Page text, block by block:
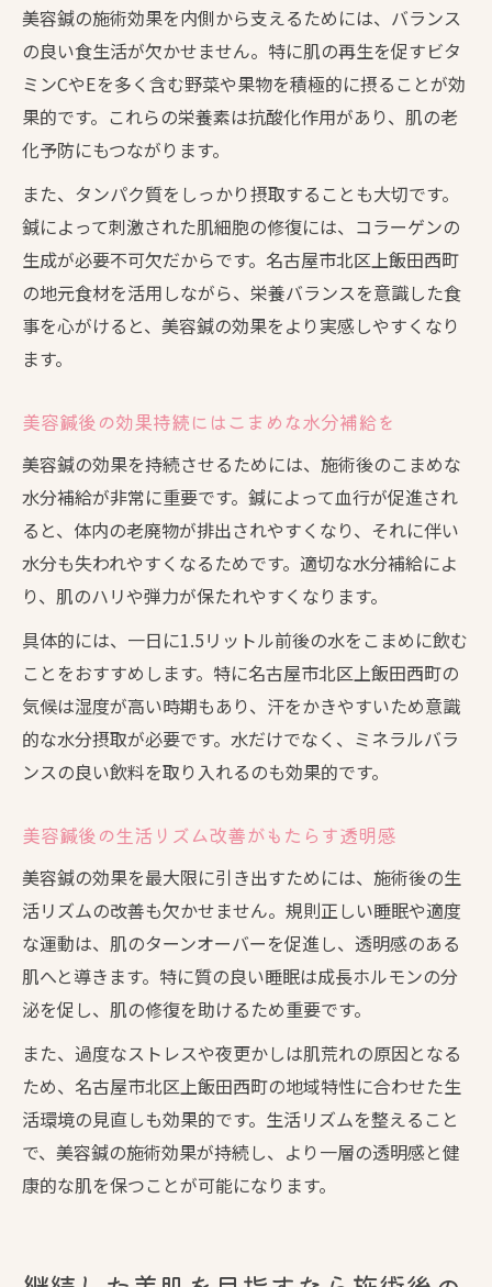
美容鍼の施術効果を内側から支えるためには、バランス
の良い食生活が欠かせません。特に肌の再生を促すビタ
ミンCやEを多く含む野菜や果物を積極的に摂ることが効
果的です。これらの栄養素は抗酸化作用があり、肌の老
化予防にもつながります。
また、タンパク質をしっかり摂取することも大切です。
鍼によって刺激された肌細胞の修復には、コラーゲンの
生成が必要不可欠だからです。名古屋市北区上飯田西町
の地元食材を活用しながら、栄養バランスを意識した食
事を心がけると、美容鍼の効果をより実感しやすくなり
ます。
美容鍼後の効果持続にはこまめな水分補給を
美容鍼の効果を持続させるためには、施術後のこまめな
水分補給が非常に重要です。鍼によって血行が促進され
ると、体内の老廃物が排出されやすくなり、それに伴い
水分も失われやすくなるためです。適切な水分補給によ
り、肌のハリや弾力が保たれやすくなります。
具体的には、一日に1.5リットル前後の水をこまめに飲む
ことをおすすめします。特に名古屋市北区上飯田西町の
気候は湿度が高い時期もあり、汗をかきやすいため意識
的な水分摂取が必要です。水だけでなく、ミネラルバラ
ンスの良い飲料を取り入れるのも効果的です。
美容鍼後の生活リズム改善がもたらす透明感
美容鍼の効果を最大限に引き出すためには、施術後の生
活リズムの改善も欠かせません。規則正しい睡眠や適度
な運動は、肌のターンオーバーを促進し、透明感のある
肌へと導きます。特に質の良い睡眠は成長ホルモンの分
泌を促し、肌の修復を助けるため重要です。
また、過度なストレスや夜更かしは肌荒れの原因となる
ため、名古屋市北区上飯田西町の地域特性に合わせた生
活環境の見直しも効果的です。生活リズムを整えること
で、美容鍼の施術効果が持続し、より一層の透明感と健
康的な肌を保つことが可能になります。